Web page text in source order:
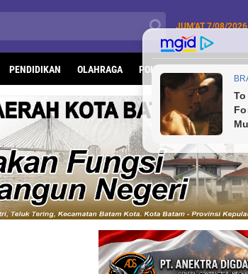
JUM'AT7/08/2026
PENDIDIKAN OLAHRAGA POLITIK